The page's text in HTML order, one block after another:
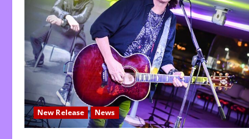
New Release News